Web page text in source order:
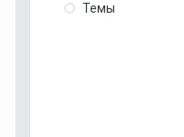
Темы